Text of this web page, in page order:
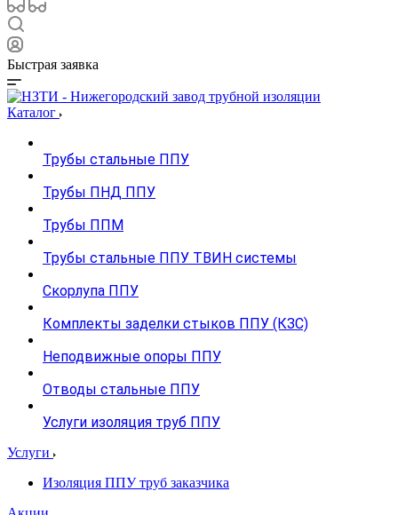
Быстрая заявка
Каталог
Трубы стальные ППУ
Трубы ПНД ППУ
Трубы ППМ
Трубы стальные ППУ ТВИН системы
Скорлупа ППУ
Комплекты заделки стыков ППУ (КЗС)
Неподвижные опоры ППУ
Отводы стальные ППУ
Услуги изоляция труб ППУ
Услуги
Изоляция ППУ труб заказчика